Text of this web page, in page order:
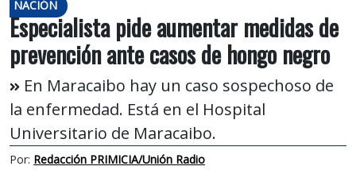
NACIÓN
Especialista pide aumentar medidas de
prevención ante casos de hongo negro
En Maracaibo hay un caso sospechoso de
la enfermedad. Está en el Hospital
Universitario de Maracaibo.
Por: Redacción PRIMICIA/Unión Radio